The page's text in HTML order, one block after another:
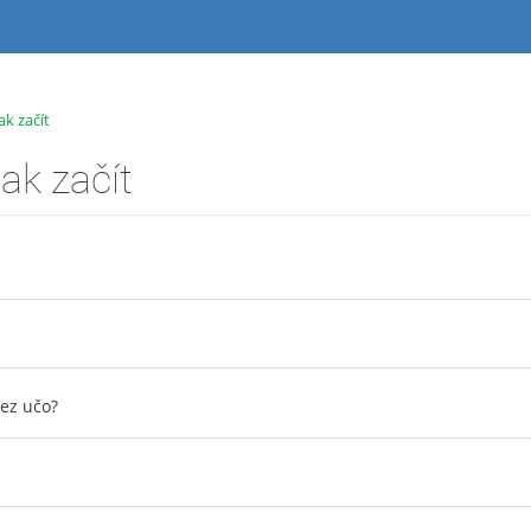
začít
začít
učo?